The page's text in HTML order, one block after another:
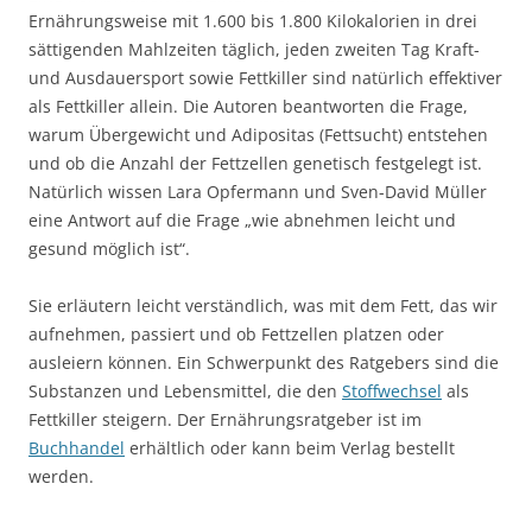
Ernährungsweise mit 1.600 bis 1.800 Kilokalorien in drei
sättigenden Mahlzeiten täglich, jeden zweiten Tag Kraft-
und Ausdauersport sowie Fettkiller sind natürlich effektiver
als Fettkiller allein. Die Autoren beantworten die Frage,
warum Übergewicht und Adipositas (Fettsucht) entstehen
und ob die Anzahl der Fettzellen genetisch festgelegt ist.
Natürlich wissen Lara Opfermann und Sven-David Müller
eine Antwort auf die Frage „wie abnehmen leicht und
gesund möglich ist“.
Sie erläutern leicht verständlich, was mit dem Fett, das wir
aufnehmen, passiert und ob Fettzellen platzen oder
ausleiern können. Ein Schwerpunkt des Ratgebers sind die
Substanzen und Lebensmittel, die den Stoffwechsel als
Fettkiller steigern. Der Ernährungsratgeber ist im
Buchhandel erhältlich oder kann beim Verlag bestellt
werden.